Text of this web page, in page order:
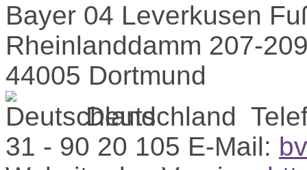
Bayer 04 Leverkusen
Rheinlanddamm 207-
44005 Dortmund
Deutschland
31 - 90 20 105 E-Mail: